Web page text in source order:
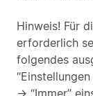
Hinweis! Für
erforderlich
folgendes
-> “Immer”